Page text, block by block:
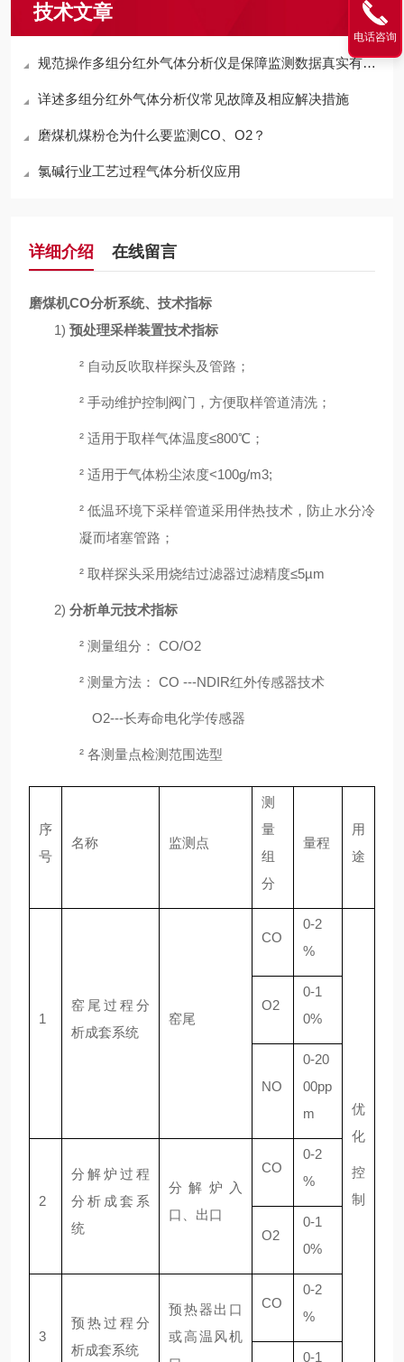
技术文章
规范操作多组分红外气体分析仪是保障监测数据真实有效的关键
详述多组分红外气体分析仪常见故障及相应解决措施
磨煤机煤粉仓为什么要监测CO、O2？
氯碱行业工艺过程气体分析仪应用
详细介绍 在线留言
磨煤机CO分析系统、技术指标
1) 预处理采样装置技术指标
² 自动反吹取样探头及管路；
² 手动维护控制阀门，方便取样管道清洗；
² 适用于取样气体温度≤800℃；
² 适用于气体粉尘浓度<100g/m3;
²低温环境下采样管道采用伴热技术，防止水分冷
凝而堵塞管路；
² 取样探头采用烧结过滤器过滤精度≤5µm
2) 分析单元技术指标
² 测量组分： CO/O2
² 测量方法： CO ---NDIR红外传感器技术
O2---长寿命电化学传感器
² 各测量点检测范围选型
序
号
名称 监测点
测
量
组
分
量程
用
途
1
窑尾过程分
析成套系统
窑尾
CO
0-2
%
优
化
控
制
O2
0-1
0%
NO
0-20
00pp
m
2
分解炉过程
分析成套系
统
分解炉入
口、出口
CO
0-2
%
O2
0-1
0%
3
预热过程分
析成套系统
预热器出口
或高温风机
CO
0-2
%
0-1
电话咨询